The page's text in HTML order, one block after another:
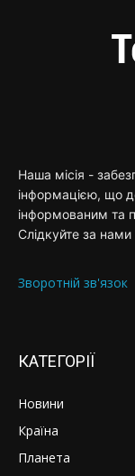
Наша місія -
інформацією, що
інформованим та
Слідкуйте за нами
Зворотній зв'язок
КАТЕГОРІЇ
Новини
Країна
Планета